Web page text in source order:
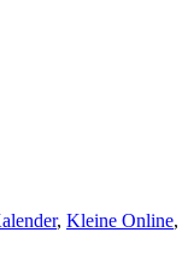
, Kleine Online,